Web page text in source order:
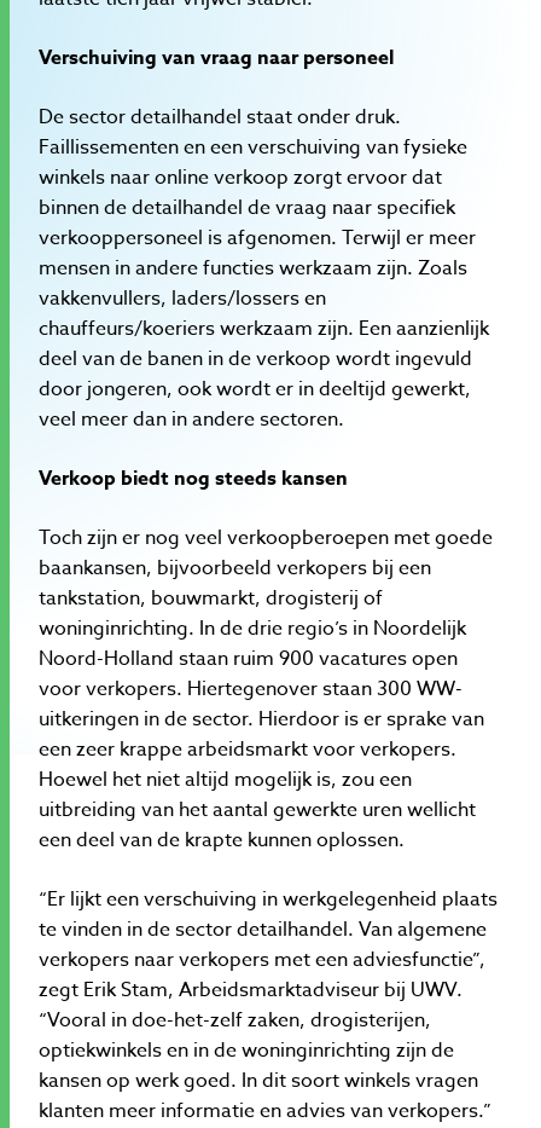
Verschuiving van vraag naar personeel
De sector detailhandel staat onder druk.
Faillissementen en een verschuiving van fysieke
winkels naar online verkoop zorgt ervoor dat
binnen de detailhandel de vraag naar specifiek
verkooppersoneel is afgenomen. Terwijl er meer
mensen in andere functies werkzaam zijn. Zoals
vakkenvullers, laders/lossers en
chauffeurs/koeriers werkzaam zijn. Een aanzienlijk
deel van de banen in de verkoop wordt ingevuld
door jongeren, ook wordt er in deeltijd gewerkt,
veel meer dan in andere sectoren.
Verkoop biedt nog steeds kansen
Toch zijn er nog veel verkoopberoepen met goede
baankansen, bijvoorbeeld verkopers bij een
tankstation, bouwmarkt, drogisterij of
woninginrichting. In de drie regio’s in Noordelijk
Noord-Holland staan ruim 900 vacatures open
voor verkopers. Hiertegenover staan 300 WW-
uitkeringen in de sector. Hierdoor is er sprake van
een zeer krappe arbeidsmarkt voor verkopers.
Hoewel het niet altijd mogelijk is, zou een
uitbreiding van het aantal gewerkte uren wellicht
een deel van de krapte kunnen oplossen.
“Er lijkt een verschuiving in werkgelegenheid plaats
te vinden in de sector detailhandel. Van algemene
verkopers naar verkopers met een adviesfunctie”,
zegt Erik Stam, Arbeidsmarktadviseur bij UWV.
“Vooral in doe-het-zelf zaken, drogisterijen,
optiekwinkels en in de woninginrichting zijn de
kansen op werk goed. In dit soort winkels vragen
klanten meer informatie en advies van verkopers.”